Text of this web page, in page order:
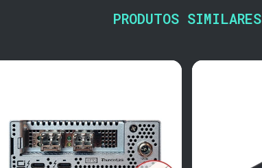
PRODUTOS SIMILARES